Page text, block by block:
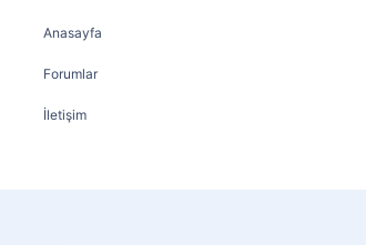
Anasayfa
Forumlar
İletişim